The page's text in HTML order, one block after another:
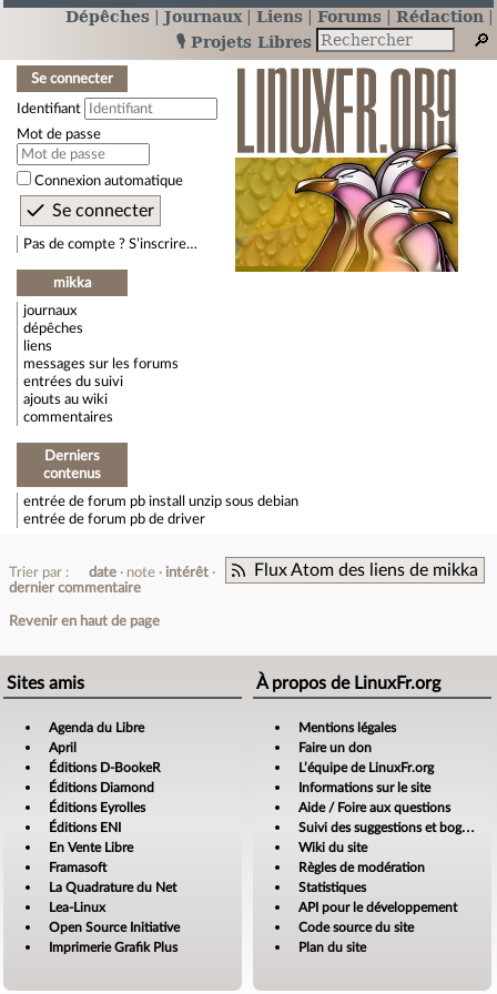
Dépêches Journaux Liens Forums
Rédaction
🎙️ Projets Libres
Se connecter
Identifiant
Mot de passe
Connexion automatique
Pas de compte ? S’inscrire…
mikka
journaux
dépêches
liens
messages sur les forums
entrées du suivi
ajouts au wiki
commentaires
Derniers
contenus
entrée de forum pb install unzip sous debian
entrée de forum pb de driver
Flux Atom des liens de mikka
Trier par : date note
intérêt
dernier commentaire
Revenir en haut de page
Sites amis
Agenda du Libre
April
Éditions D-BookeR
Éditions Diamond
Éditions Eyrolles
Éditions ENI
En Vente Libre
Framasoft
La Quadrature du Net
Lea-Linux
Open Source Initiative
Imprimerie Grafik Plus
À propos de LinuxFr.org
Mentions légales
Faire un don
L’équipe de LinuxFr.org
Informations sur le site
Aide / Foire aux questions
Suivi des suggestions et bogues
Wiki du site
Règles de modération
Statistiques
API pour le développement
Code source du site
Plan du site